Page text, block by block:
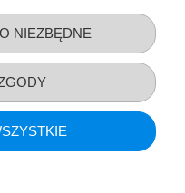
NIEZBĘDNE